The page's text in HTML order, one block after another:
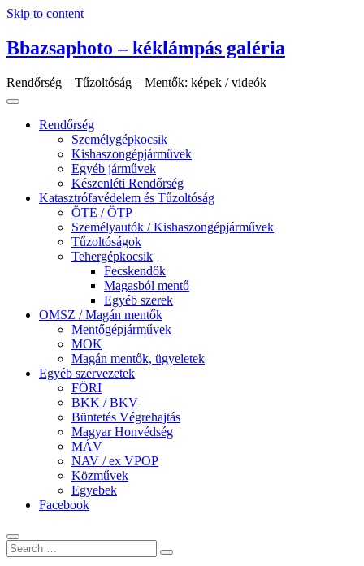
Skip to content
Bbazsaphoto – kéklámpás galéria
Rendőrség – Tűzoltóság – Mentők: képek / videók
Rendőrség
Személygépkocsik
Kishaszongépjárművek
Egyéb járművek
Készenléti Rendőrség
Katasztrófavédelem és Tűzoltóság
ÖTE / ÖTP
Személyautók / Kishaszongépjárművek
Tűzoltóságok
Tehergépkocsik
Fecskendők
Magasból mentő
Egyéb szerek
OMSZ / Magán mentők
Mentőgépjárművek
MOK
Magán mentők, ügyeletek
Egyéb szervezetek
FÖRI
BKK / BKV
Büntetés Végrehajtás
Magyar Honvédség
MÁV
NAV / ex VPOP
Közművek
Egyebek
Facebook